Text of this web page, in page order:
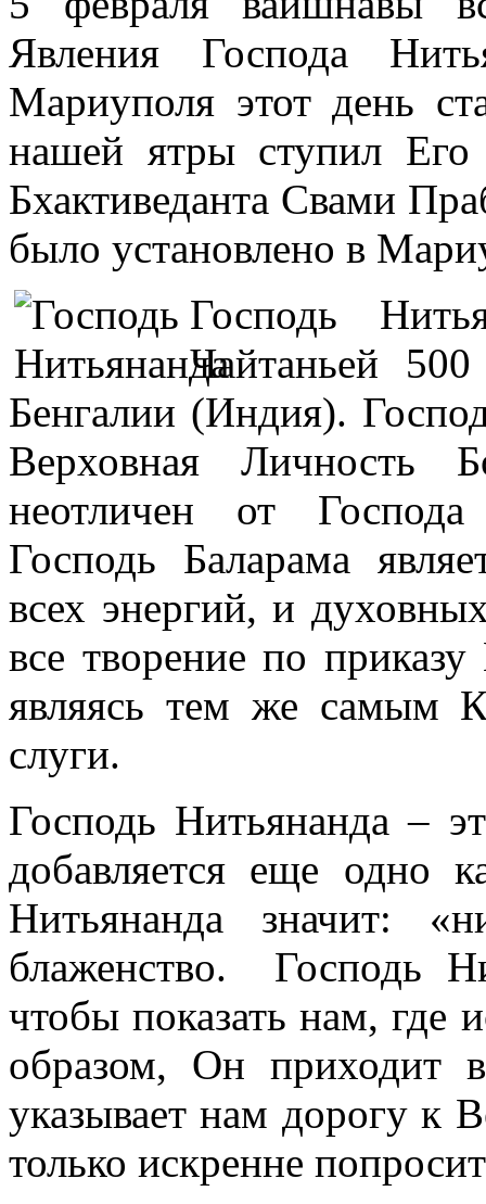
Явления Господа
Мариуполя этот день
нашей ятры ступил
Бхактиведанта Свами
было установлено в
Господь
Чайтаньей
Бенгалии (Индия).
Верховная Личность
неотличен от
Господь Баларама
всех энергий, и
все творение по
являясь тем же самым
слуги.
Господь Нитьянанда –
добавляется еще одно
Нитьянанда значит:
блаженство. Господь
чтобы показать нам, где
образом, Он приходит
указывает нам дорогу к
только искренне